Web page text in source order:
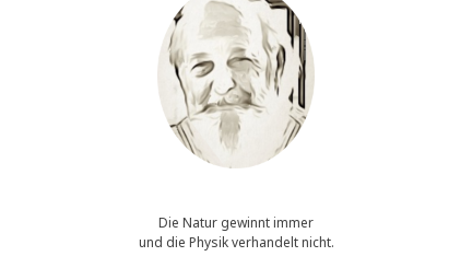
Die Natur gewinnt immer
und die Physik verhandelt nicht.